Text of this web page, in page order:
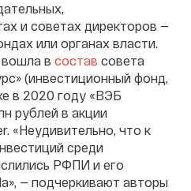
и советах директоров —
или органах власти.
вошла в состав совета
(инвестиционный фонд,
в 2020 году «ВЭБ
рублей в акции
«Неудивительно, что к
среди
РФПИ и его
— подчеркивают авторы